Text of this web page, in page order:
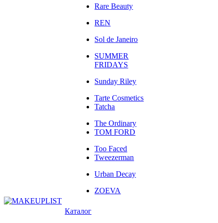
Rare Beauty
REN
Sol de Janeiro
SUMMER
FRIDAYS
Sunday Riley
Tarte Cosmetics
Tatcha
The Ordinary
TOM FORD
Too Faced
Tweezerman
Urban Decay
ZOEVA
Каталог